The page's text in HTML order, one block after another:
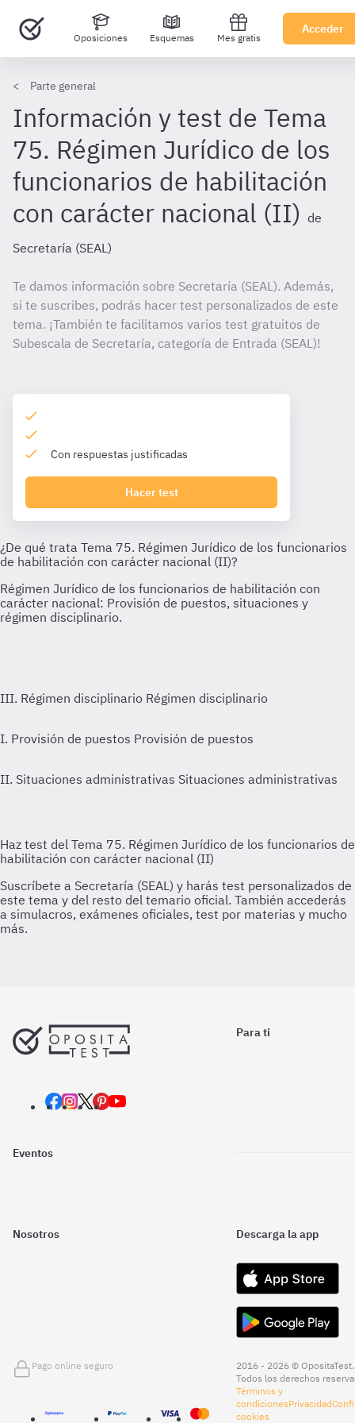
Oposiciones Esquemas Mes gratis
Acceder
Parte general
Información y test de Tema
75. Régimen Jurídico de los
funcionarios de habilitación
con carácter nacional (II) de
Secretaría (SEAL)
Te damos información sobre Secretaría (SEAL). Además,
si te suscribes, podrás hacer test personalizados de este
tema. ¡También te facilitamos varios test gratuitos de
Subescala de Secretaría, categoría de Entrada (SEAL)!
Con respuestas justificadas
Hacer test
III. Régimen disciplinario Régimen disciplinario
I. Provisión de puestos Provisión de puestos
II. Situaciones administrativas Situaciones administrativas
Para ti
Eventos
Nosotros Descarga la app
Pago online seguro
2016 - 2026 © OpositaTest.
Todos los derechos
Términos y
condicionesPrivacidad
cookies